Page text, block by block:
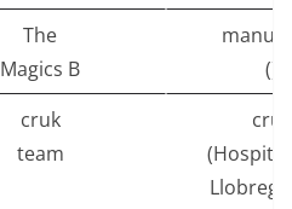
The
Magics B
()
cruk
team
cruk